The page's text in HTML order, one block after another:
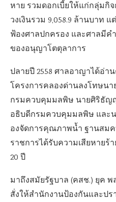
หาย รวมดอกเบี้ยให้แก่กลุ่มกิจ
วงเงินรวม 9,058.9 ล้านบาท แ
ฟ้องศาลปกครอง และศาลมี
ของอนุญาโตตุลาการ
ปลายปี 2558 ศาลอาญาได้อ่
โครงการคลองด่านลงโทษน
กรมควบคุมมลพิษ นายศิริธัญ
อธิบดีกรมควบคุมมลพิษ และ
องจัดการคุณภาพน้ำ ฐานสม
ราชการได้รับความเสียหายร้
20 ปี
มาถึงสมัยรัฐบาล (คสช.) ยุค
สั่งให้สำนักงานป้องกันและปร